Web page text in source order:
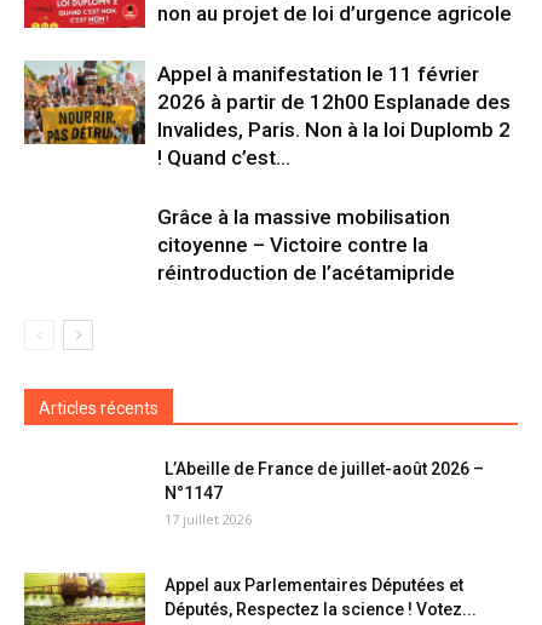
non au projet de loi d’urgence agricole
Appel à manifestation le 11 février
2026 à partir de 12h00 Esplanade des
Invalides, Paris. Non à la loi Duplomb 2
! Quand c’est...
Grâce à la massive mobilisation
citoyenne – Victoire contre la
réintroduction de l’acétamipride
Articles récents
L’Abeille de France de juillet-août 2026 –
N°1147
17 juillet 2026
Appel aux Parlementaires Députées et
Députés, Respectez la science ! Votez...